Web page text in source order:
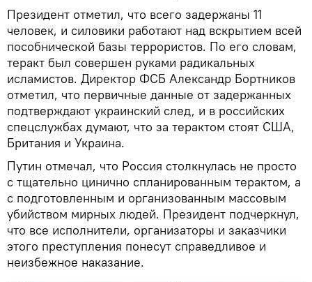
Президент отметил, что всего задержаны 11
человек, и силовики работают над вскрытием всей
пособнической базы террористов. По его словам,
теракт был совершен руками радикальных
исламистов. Директор ФСБ Александр Бортников
отметил, что первичные данные от задержанных
подтверждают украинский след, и в российских
спецслужбах думают, что за терактом стоят США,
Британия и Украина.
Путин отмечал, что Россия столкнулась не просто
с тщательно цинично спланированным терактом, а
с подготовленным и организованным массовым
убийством мирных людей. Президент подчеркнул,
что все исполнители, организаторы и заказчики
этого преступления понесут справедливое и
неизбежное наказание.